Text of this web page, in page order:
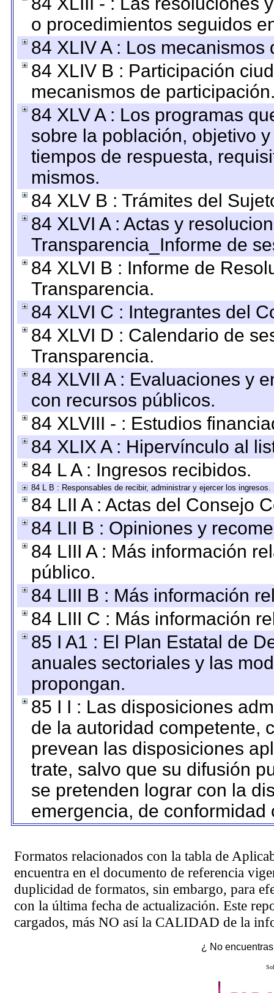
o procedimientos seguidos
84 XLIV A : Los
84 XLIV B : Participación
mecanismos de
84 XLV A : Los programas
sobre la población, objetivo
tiempos de respuesta,
mismos.
84 XLV B : Trámites del
84 XLVI A : Actas y
Transparencia_Informe de
84 XLVI B : Informe de
Transparencia.
84 XLVI C : Integrantes del
84 XLVI D : Calendario de
Transparencia.
84 XLVII A : Evaluaciones y
con recursos públicos.
84 XLVIII - : Estudios
84 XLIX A : Hipervínculo al
84 L A : Ingresos recibidos.
84 L B : Responsables de recibir, administrar y ejercer los ingresos.
84 LII A : Actas del Consejo
84 LII B : Opiniones y
84 LIII A : Más información
público.
84 LIII B : Más información
84 LIII C : Más información
85 I A1 : El Plan Estatal de
anuales sectoriales y las
propongan.
85 I I : Las disposiciones
de la autoridad competente,
prevean las disposiciones
trate, salvo que su difusión
se pretenden lograr con la
emergencia, de
Formatos relacionados con la tabla de
encuentra en el documento de referencia
duplicidad de formatos, sin embargo, para
con la última fecha de actualización. Este
cargados, más NO así la CALIDAD de la
¿ No